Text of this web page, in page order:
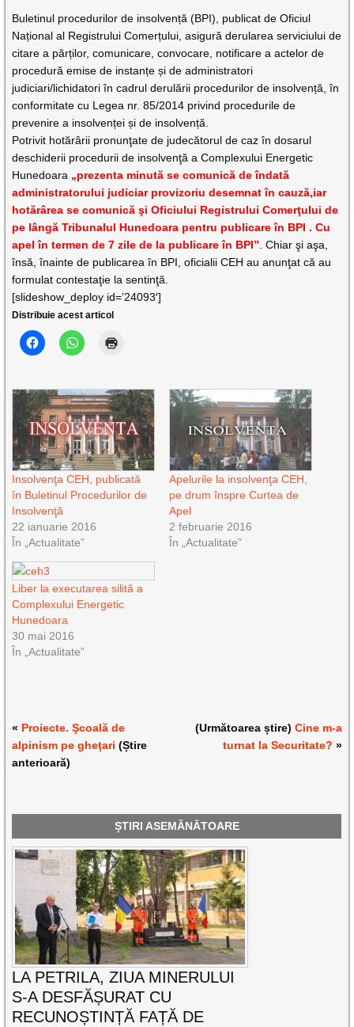
Buletinul procedurilor de insolvență (BPI), publicat de Oficiul
Național al Registrului Comerțului, asigură derularea serviciului de
citare a părților, comunicare, convocare, notificare a actelor de
procedură emise de instanțe și de administratori
judiciari/lichidatori în cadrul derulării procedurilor de insolvență, în
conformitate cu Legea nr. 85/2014 privind procedurile de
prevenire a insolvenței și de insolvență.
Potrivit hotărârii pronunţate de judecătorul de caz în dosarul
deschiderii procedurii de insolvenţă a Complexului Energetic
Hunedoara „prezenta minută se comunică de îndată
administratorului judiciar provizoriu desemnat în cauză,iar
hotărârea se comunică şi Oficiului Registrului Comerţului de
pe lângă Tribunalul Hunedoara pentru publicare în BPI . Cu
apel în termen de 7 zile de la publicare în BPI” . Chiar şi aşa,
însă, înainte de publicarea în BPI, oficialii CEH au anunţat că au
formulat contestaţie la sentinţă.
[slideshow_deploy id=’24093′]
Distribuie acest articol
Insolvenţa CEH, publicată
în Buletinul Procedurilor de
Insolvenţă
22 ianuarie 2016
În „Actualitate”
Apelurile la insolvenţa CEH,
pe drum înspre Curtea de
Apel
2 februarie 2016
În „Actualitate”
Liber la executarea silită a
Complexului Energetic
Hunedoara
30 mai 2016
În „Actualitate”
« Proiecte. Şcoală de
alpinism pe gheţari (Știre
anterioară)
(Următoarea știre) Cine m-a
turnat la Securitate? »
ȘTIRI ASEMĂNĂTOARE
LA PETRILA, ZIUA MINERULUI
S-A DESFĂȘURAT CU
RECUNOȘTINȚĂ FAȚĂ DE